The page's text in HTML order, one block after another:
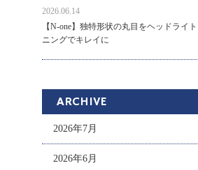
2026.06.14
【N-one】独特形状の丸目をヘッドライ
ニングでキレイに
ARCHIVE
2026年7月
2026年6月